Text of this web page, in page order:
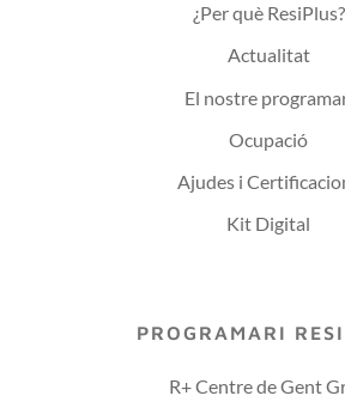
¿Per què ResiPlus?
Actualitat
El nostre
Ocupació
Ajudes i
Kit Digital
PROGRAMARI
R+ Centre de Gent